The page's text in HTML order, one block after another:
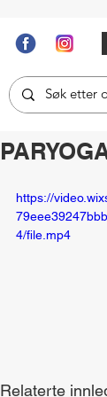
PARYOGA
https://
4/file.mp4
Relaterte